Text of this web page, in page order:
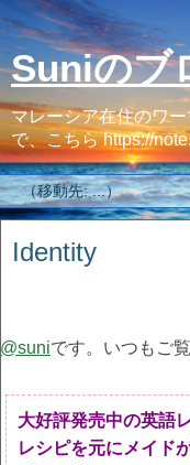
Suniのブ
マレーシア在住のワ
で、こちら https://
Identity
@suniです。いつもご
大好評発売中の英語
レシピを元にメイド